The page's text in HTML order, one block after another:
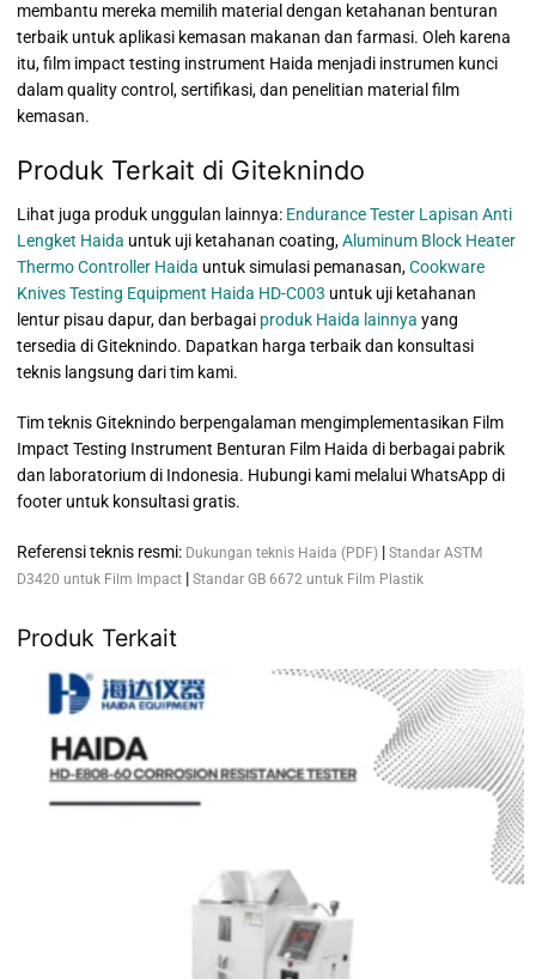
membantu mereka memilih material dengan ketahanan benturan
terbaik untuk aplikasi kemasan makanan dan farmasi. Oleh karena
itu, film impact testing instrument Haida menjadi instrumen kunci
dalam quality control, sertifikasi, dan penelitian material film
kemasan.
Produk Terkait di Giteknindo
Lihat juga produk unggulan lainnya: Endurance Tester Lapisan Anti
Lengket Haida untuk uji ketahanan coating,Aluminum Block Heater
Thermo Controller Haida untuk simulasi pemanasan,Cookware
Knives Testing Equipment Haida HD-C003 untuk uji ketahanan
lentur pisau dapur, dan berbagai produk Haida lainnya yang
tersedia di Giteknindo. Dapatkan harga terbaik dan konsultasi
teknis langsung dari tim kami.
Tim teknis Giteknindo berpengalaman mengimplementasikan Film
Impact Testing Instrument Benturan Film Haida di berbagai pabrik
dan laboratorium di Indonesia. Hubungi kami melalui WhatsApp di
footer untuk konsultasi gratis.
Referensi teknis resmi: Dukungan teknis Haida (PDF) | Standar ASTM
D3420 untuk Film Impact | Standar GB 6672 untuk Film Plastik
Produk Terkait